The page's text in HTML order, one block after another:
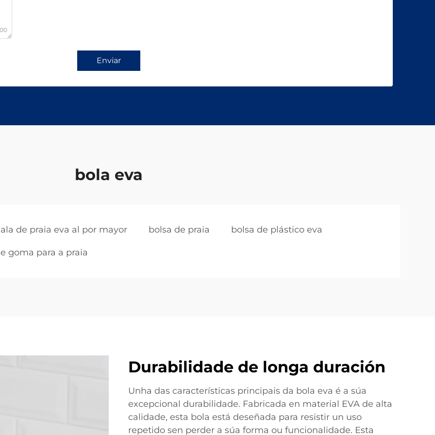
Enviar
bola eva
de praia eva al por mayor bolsa de praia bolsa de plástico eva
goma para a praia
Durabilidade de longa duración
Unha das características principais da bola eva é a súa
excepcional durabilidade. Fabricada en material EVA de alta
calidade, esta bola está deseñada para resistir un uso
repetido sen perder a súa forma ou funcionalidade. Esta